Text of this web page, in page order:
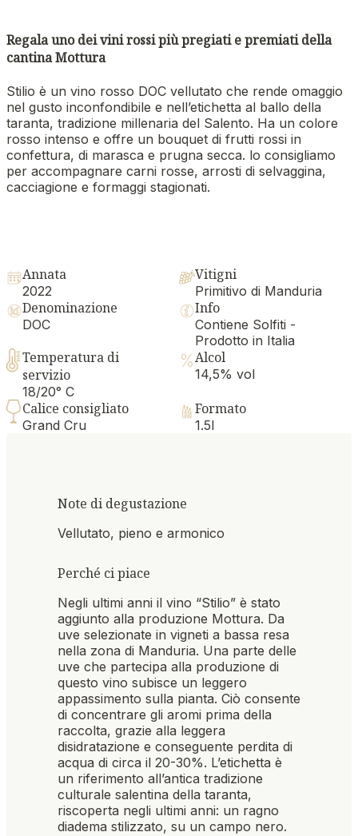
Regala uno dei vini rossi più pregiati e premiati della
cantina Mottura
Stilio è un vino rosso DOC vellutato che rende omaggio
nel gusto inconfondibile e nell’etichetta al ballo della
taranta, tradizione millenaria del Salento. Ha un colore
rosso intenso e offre un bouquet di frutti rossi in
confettura, di marasca e prugna secca. lo consigliamo
per accompagnare carni rosse, arrosti di selvaggina,
cacciagione e formaggi stagionati.
Annata
2022
Vitigni
Primitivo di Manduria
Denominazione
DOC
Info
Contiene Solfiti -
Prodotto in Italia
Temperatura di
servizio
18/20° C
Alcol
14,5% vol
Calice consigliato
Grand Cru
Formato
1.5l
Note di degustazione
Vellutato, pieno e armonico
Perché ci piace
Negli ultimi anni il vino “Stilio” è stato
aggiunto alla produzione Mottura. Da
uve selezionate in vigneti a bassa resa
nella zona di Manduria. Una parte delle
uve che partecipa alla produzione di
questo vino subisce un leggero
appassimento sulla pianta. Ciò consente
di concentrare gli aromi prima della
raccolta, grazie alla leggera
disidratazione e conseguente perdita di
acqua di circa il 20-30%. L’etichetta è
un riferimento all’antica tradizione
culturale salentina della taranta,
riscoperta negli ultimi anni: un ragno
diadema stilizzato, su un campo nero.